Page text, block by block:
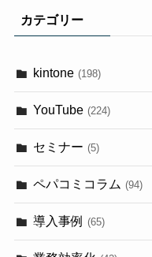
カテゴリー
kintone (198)
YouTube (224)
セミナー (5)
ペパコミコラム (94)
導入事例 (65)